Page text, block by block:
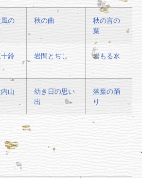
の
秋の曲
秋の言の
葉
鈴
岩間とぢし 岩もる水
山
幼き日の思い
出
落葉の踊
り